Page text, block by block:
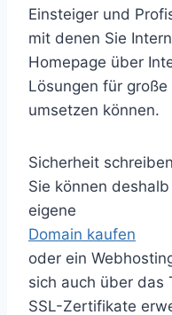
Einsteiger und
mit denen Sie
Homepage über
Lösungen für
umsetzen können.
Sicherheit
Sie können
eigene
Domain kaufen
oder ein
sich auch über das
SSL-Zertifikate